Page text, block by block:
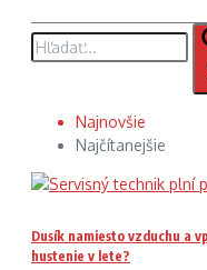
Hľadať:
Najnovšie
Najčítanejšie
Dusík namiesto vzduchu a
hustenie v lete?